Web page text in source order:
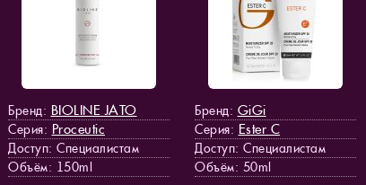
Бренд: BIOLINE JATO
Серия: Proceutic
Доступ: Специалистам
Объём: 150ml
Бренд: GiGi
Серия: Ester C
Доступ: Специалистам
Объём: 50ml